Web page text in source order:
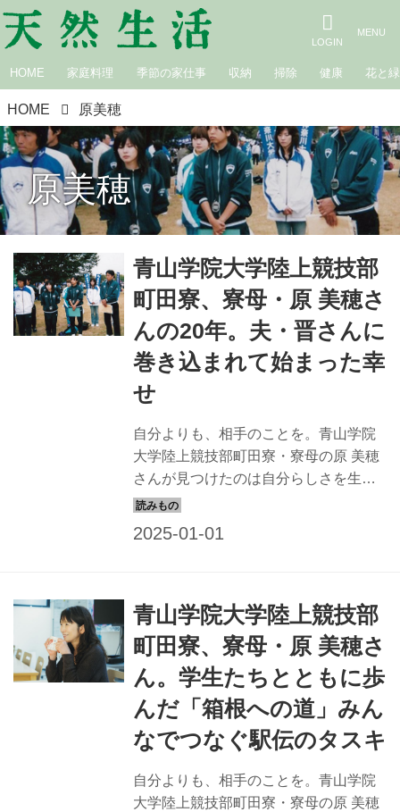
HOME 家庭料理 季節の家仕事 収納 掃除 健康 花と緑
HOME 原美穂
原美穂
青山学院大学陸上競技部
町田寮、寮母・原 美穂さ
んの20年。夫・晋さんに
巻き込まれて始まった幸
せ
自分よりも、相手のことを。青山学院
大学陸上競技部町田寮・寮母の原 美穂
さんが見つけたのは自分らしさを生か
しながら支える幸せでした。寮母にな
青山学院大学陸上競技部
町田寮、寮母・原 美穂さ
ん。学生たちとともに歩
んだ「箱根への道」みん
なでつなぐ駅伝のタスキ
自分よりも、相手のことを。青山学院
大学陸上競技部町田寮・寮母の原 美穂